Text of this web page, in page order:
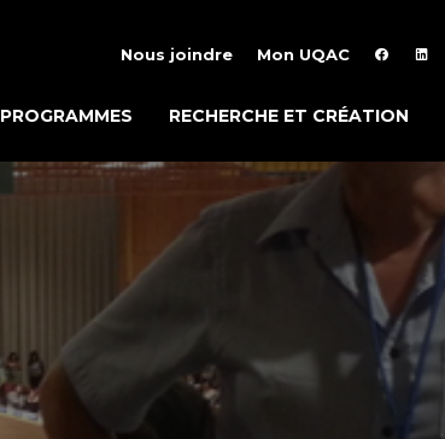
Nous joindre Mon UQAC
PROGRAMMES RECHERCHE ET CRÉATION